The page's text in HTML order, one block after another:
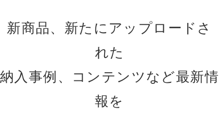
新商品、新たにアップロードさ
れた
納入事例、コンテンツなど最新情
報を